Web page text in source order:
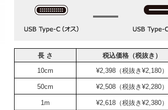
長 さ 税込価格（税抜き）
10cm
¥2,398（税抜き¥2,180）
50cm ¥2,508（税抜き¥2,280）
1m ¥2,618（税抜き¥2,380）